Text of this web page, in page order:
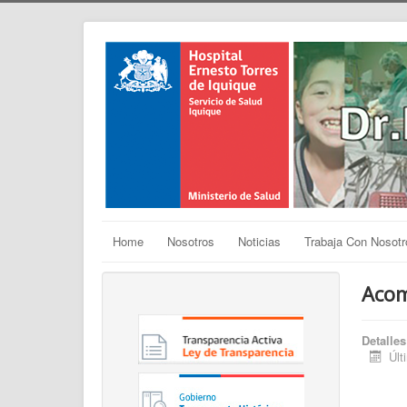
Home Nosotros Noticias Trabaja Con
Detalles